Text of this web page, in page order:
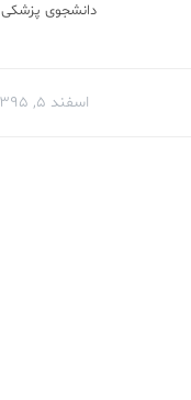
دانشجوی پزشکی
اسفند ۵, ۱۳۹۵